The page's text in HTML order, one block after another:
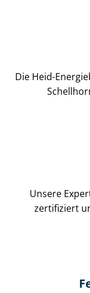
Die Heid-
Unsere
zertifiziert